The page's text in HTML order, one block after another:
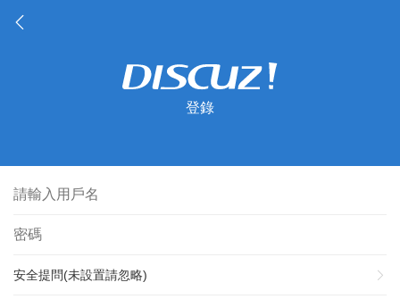
登錄
安全提問(未設置請忽略)